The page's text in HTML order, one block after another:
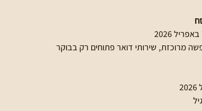
מרוכזת, שירותי דואר פתוחים רק בבוקר